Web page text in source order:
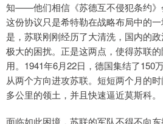
知——他们相信《苏德互不侵犯条约》
这份协议只是希特勒在战略布局中的
是，苏联刚刚经历了大清洗，国内的
极大的困扰。正是这两点，使得苏联
用。1941年6月22日，德国集结了150
从两个方向进攻苏联。短短两个月的
多公里的领土，并且快速逼近莫斯科。